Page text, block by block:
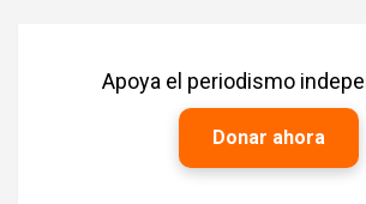
Apoya el periodismo
Donar ahora